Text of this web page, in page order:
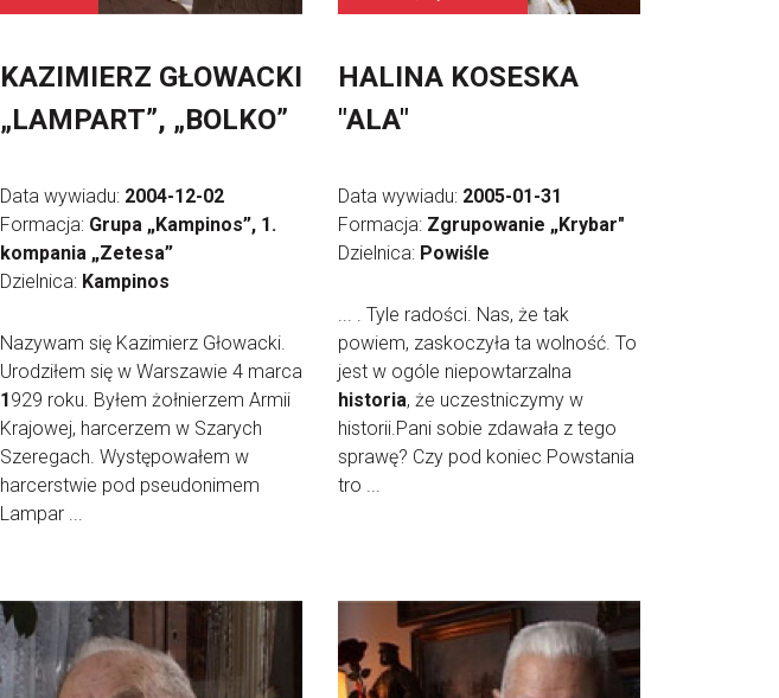
KAZIMIERZ GŁOWACKI
„LAMPART”, „BOLKO”
Data wywiadu: 2004-12-02
Formacja: Grupa „Kampinos”, 1.
kompania „Zetesa”
Dzielnica: Kampinos
Nazywam się Kazimierz Głowacki.
Urodziłem się w Warszawie 4 marca
1929 roku. Byłem żołnierzem Armii
Krajowej, harcerzem w Szarych
Szeregach. Występowałem w
harcerstwie pod pseudonimem
Lampar ...
HALINA KOSESKA
"ALA"
Data wywiadu: 2005-01-31
Formacja: Zgrupowanie „Krybar"
Dzielnica: Powiśle
... . Tyle radości. Nas, że tak
powiem, zaskoczyła ta wolność. To
jest w ogóle niepowtarzalna
historia, że uczestniczymy w
historii.Pani sobie zdawała z tego
sprawę? Czy pod koniec Powstania
tro ...